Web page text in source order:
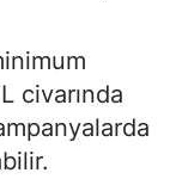
civarında